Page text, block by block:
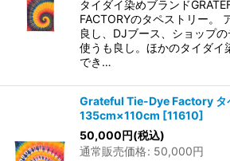
タイダイ染めブランド
FACTORYのタペストリー。
良し、DJブース、ショップ
使うも良し。ほかのタイダイ
でき…
Grateful Tie-Dye Factory タ
135cm×110cm [11610]
50,000円(税込)
通常販売価格: 50,000円